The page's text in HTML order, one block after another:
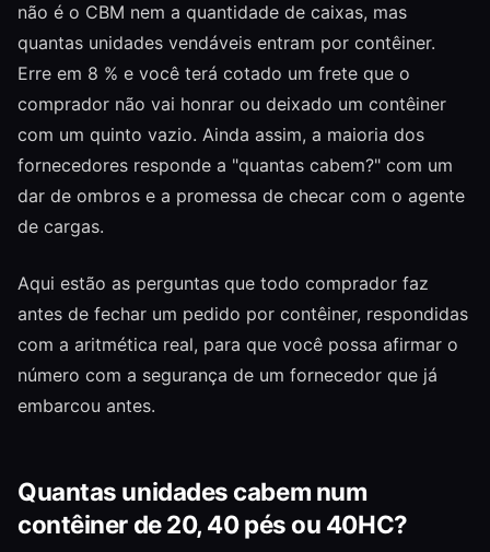
não é o CBM nem a quantidade de caixas, mas
quantas unidades vendáveis entram por contêiner.
Erre em 8 % e você terá cotado um frete que o
comprador não vai honrar ou deixado um contêiner
com um quinto vazio. Ainda assim, a maioria dos
fornecedores responde a "quantas cabem?" com um
dar de ombros e a promessa de checar com o agente
de cargas.
Aqui estão as perguntas que todo comprador faz
antes de fechar um pedido por contêiner, respondidas
com a aritmética real, para que você possa afirmar o
número com a segurança de um fornecedor que já
embarcou antes.
Quantas unidades cabem num
contêiner de 20, 40 pés ou 40HC?